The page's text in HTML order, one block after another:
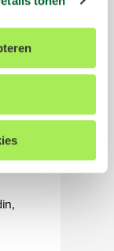
cookies
te
onderin op